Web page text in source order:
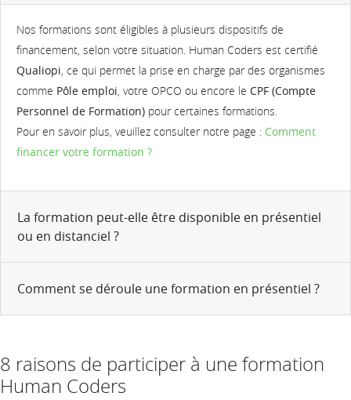
Nos formations sont éligibles à plusieurs dispositifs de
financement, selon votre situation. Human Coders est certifié
Qualiopi, ce qui permet la prise en charge par des organismes
comme Pôle emploi, votre OPCO ou encore le CPF (Compte
Personnel de Formation) pour certaines formations.
Pour en savoir plus, veuillez consulter notre page : Comment
financer votre formation ?
La formation peut-elle être disponible en présentiel
ou en distanciel ?
Comment se déroule une formation en présentiel ?
8 raisons de participer à une formation
Human Coders